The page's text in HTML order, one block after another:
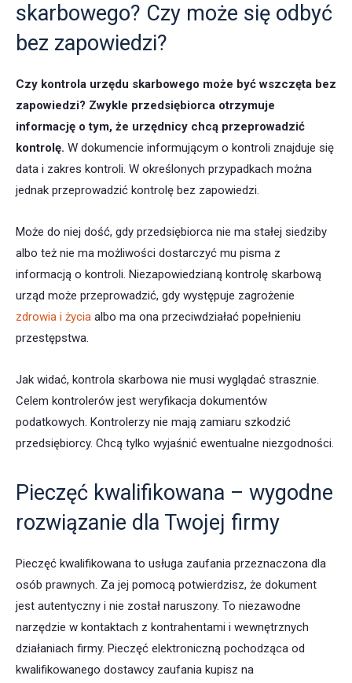
skarbowego? Czy może się odbyć
bez zapowiedzi?
Czy kontrola urzędu skarbowego może być wszczęta bez
zapowiedzi? Zwykle przedsiębiorca otrzymuje
informację o tym, że urzędnicy chcą przeprowadzić
kontrolę. W dokumencie informującym o kontroli znajduje się
data i zakres kontroli. W określonych przypadkach można
jednak przeprowadzić kontrolę bez zapowiedzi.
Może do niej dość, gdy przedsiębiorca nie ma stałej siedziby
albo też nie ma możliwości dostarczyć mu pisma z
informacją o kontroli. Niezapowiedzianą kontrolę skarbową
urząd może przeprowadzić, gdy występuje zagrożenie
zdrowia i życia albo ma ona przeciwdziałać popełnieniu
przestępstwa.
Jak widać, kontrola skarbowa nie musi wyglądać strasznie.
Celem kontrolerów jest weryfikacja dokumentów
podatkowych. Kontrolerzy nie mają zamiaru szkodzić
przedsiębiorcy. Chcą tylko wyjaśnić ewentualne niezgodności.
Pieczęć kwalifikowana – wygodne
rozwiązanie dla Twojej firmy
Pieczęć kwalifikowana to usługa zaufania przeznaczona dla
osób prawnych. Za jej pomocą potwierdzisz, że dokument
jest autentyczny i nie został naruszony. To niezawodne
narzędzie w kontaktach z kontrahentami i wewnętrznych
działaniach firmy. Pieczęć elektroniczną pochodząca od
kwalifikowanego dostawcy zaufania kupisz na